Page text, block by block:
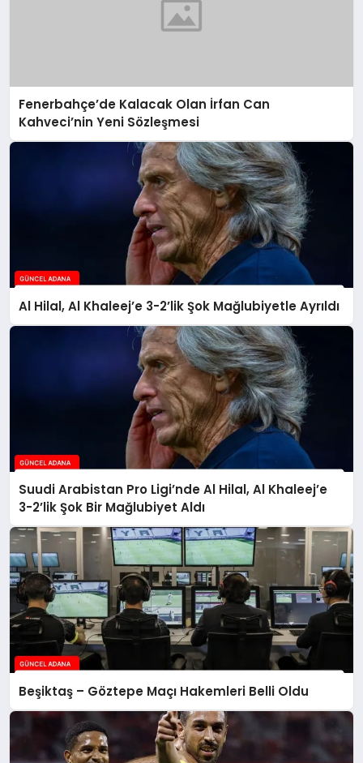
Fenerbahçe’de Kalacak Olan İrfan Can
Kahveci’nin Yeni Sözleşmesi
Al Hilal, Al Khaleej’e 3-2’lik Şok Mağlubiyetle Ayrıldı
Suudi Arabistan Pro Ligi’nde Al Hilal, Al Khaleej’e
3-2’lik Şok Bir Mağlubiyet Aldı
Beşiktaş – Göztepe Maçı Hakemleri Belli Oldu